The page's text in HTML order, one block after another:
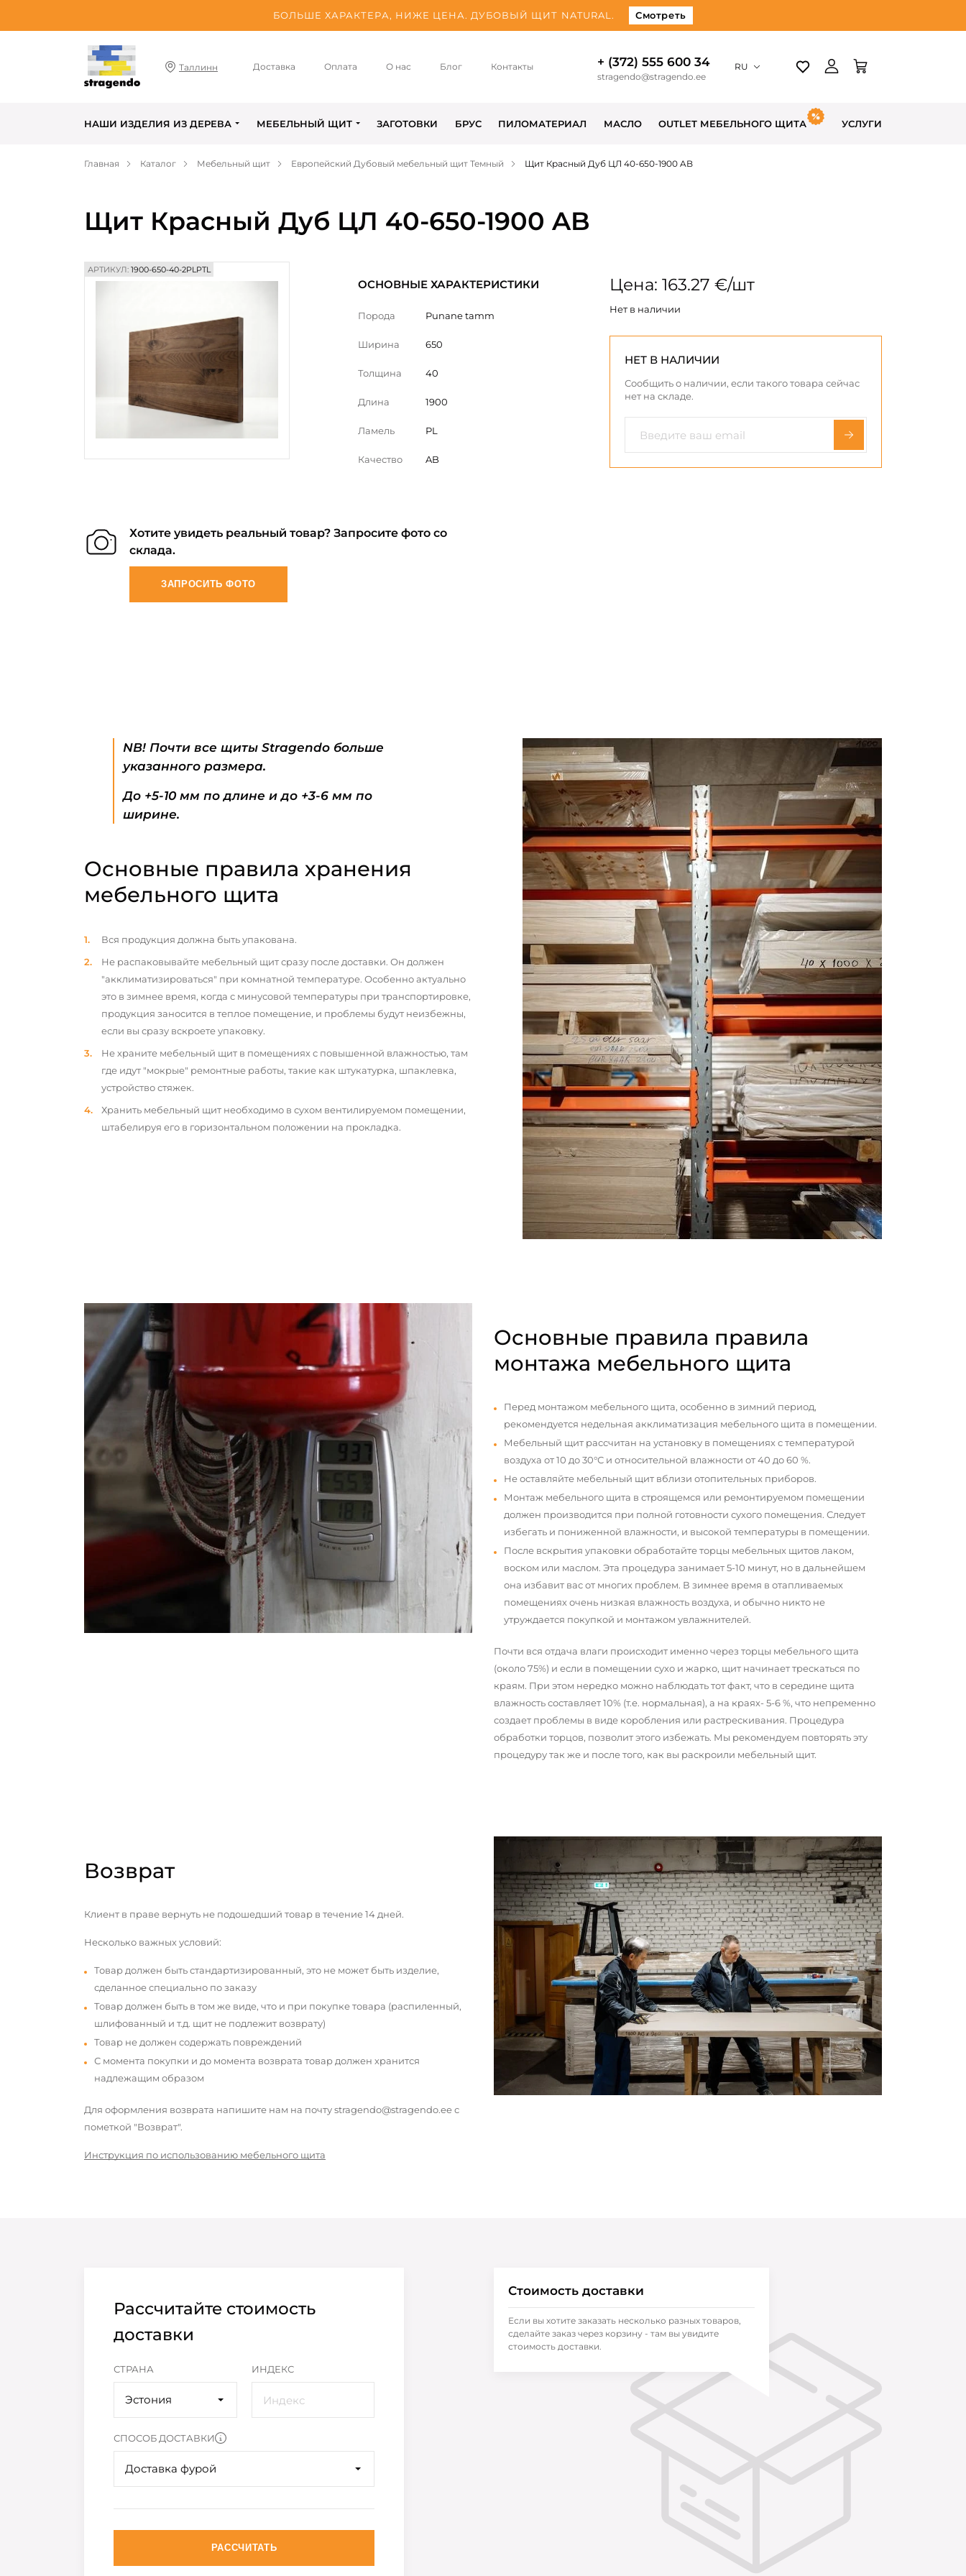
БОЛЬШЕ ХАРАКТЕРА, НИЖЕ ЦЕНА. ДУБОВЫЙ ЩИТ NATURAL. Смотреть
Таллинн Доставка Оплата О нас Блог Контакты + (372) 555 600 34
stragendo@stragendo.ee
RU
НАШИ ИЗДЕЛИЯ ИЗ ДЕРЕВА МЕБЕЛЬНЫЙ ЩИТ ЗАГОТОВКИ БРУС ПИЛОМАТЕРИАЛ МАСЛО OUTLET МЕБЕЛЬНОГО ЩИТА УСЛУГИ
Главная Каталог Мебельный щит Европейский Дубовый мебельный щит Темный Щит Красный Дуб ЦЛ 40-650-1900 AB
Щит Красный Дуб ЦЛ 40-650-1900 AB
АРТИКУЛ: 1900-650-40-2PLPTL
ОСНОВНЫЕ ХАРАКТЕРИСТИКИ
Порода Punane tamm
Ширина 650
Толщина 40
Длина 1900
Ламель PL
Качество AB
Цена: 163.27 €/шт
Нет в наличии
НЕТ В НАЛИЧИИ
Сообщить о наличии, если такого товара сейчас
нет на складе.
Хотите увидеть реальный товар? Запросите фото со
склада.
ЗАПРОСИТЬ ФОТО
NB! Почти все щиты Stragendo больше
указанного размера.
До +5-10 мм по длине и до +3-6 мм по
ширине.
Основные правила хранения
мебельного щита
Вся продукция должна быть упакована.
Не распаковывайте мебельный щит сразу после доставки. Он должен
"акклиматизироваться" при комнатной температуре. Особенно актуально
это в зимнее время, когда с минусовой температуры при транспортировке,
продукция заносится в теплое помещение, и проблемы будут неизбежны,
если вы сразу вскроете упаковку.
Не храните мебельный щит в помещениях с повышенной влажностью, там
где идут "мокрые" ремонтные работы, такие как штукатурка, шпаклевка,
устройство стяжек.
Хранить мебельный щит необходимо в сухом вентилируемом помещении,
штабелируя его в горизонтальном положении на прокладка.
Основные правила правила
монтажа мебельного щита
Перед монтажом мебельного щита, особенно в зимний период,
рекомендуется недельная акклиматизация мебельного щита в помещении.
Мебельный щит рассчитан на установку в помещениях с температурой
воздуха от 10 до 30°С и относительной влажности от 40 до 60 %.
Не оставляйте мебельный щит вблизи отопительных приборов.
Монтаж мебельного щита в строящемся или ремонтируемом помещении
должен производится при полной готовности сухого помещения. Следует
избегать и пониженной влажности, и высокой температуры в помещении.
После вскрытия упаковки обработайте торцы мебельных щитов лаком,
воском или маслом. Эта процедура занимает 5-10 минут, но в дальнейшем
она избавит вас от многих проблем. В зимнее время в отапливаемых
помещениях очень низкая влажность воздуха, и обычно никто не
утруждается покупкой и монтажом увлажнителей.
Почти вся отдача влаги происходит именно через торцы мебельного щита
(около 75%) и если в помещении сухо и жарко, щит начинает трескаться по
краям. При этом нередко можно наблюдать тот факт, что в середине щита
влажность составляет 10% (т.е. нормальная), а на краях- 5-6 %, что непременно
создает проблемы в виде коробления или растрескивания. Процедура
обработки торцов, позволит этого избежать. Мы рекомендуем повторять эту
процедуру так же и после того, как вы раскроили мебельный щит.
Возврат
Клиент в праве вернуть не подошедший товар в течение 14 дней.
Несколько важных условий:
Товар должен быть стандартизированный, это не может быть изделие,
сделанное специально по заказу
Товар должен быть в том же виде, что и при покупке товара (распиленный,
шлифованный и т.д. щит не подлежит возврату)
Товар не должен содержать повреждений
С момента покупки и до момента возврата товар должен хранится
надлежащим образом
Для оформления возврата напишите нам на почту stragendo@stragendo.ee с
пометкой "Возврат".
Инструкция по использованию мебельного щита
Рассчитайте стоимость
доставки
СТРАНА
Эстония
ИНДЕКС
СПОСОБ ДОСТАВКИ
Доставка фурой
РАССЧИТАТЬ
Стоимость доставки
Если вы хотите заказать несколько разных товаров,
сделайте заказ через корзину - там вы увидите
стоимость доставки.